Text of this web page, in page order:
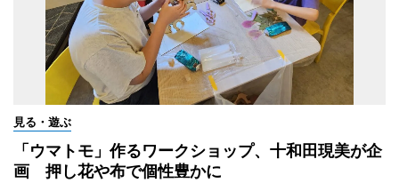
見る・遊ぶ
「ウマトモ」作るワークショップ、十和田現美が企
画 押し花や布で個性豊かに